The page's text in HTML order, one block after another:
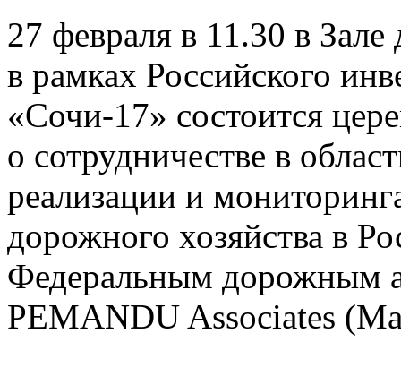
27 февраля в 11.30 в
в рамках Российского
«Сочи-17» состоится
о сотрудничестве в
реализации и
дорожного хозяйства в
Федеральным дорожным
PEMANDU Associates